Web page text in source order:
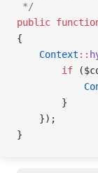
*/
public
{
    Context
::
        if
(
        }
    });
}